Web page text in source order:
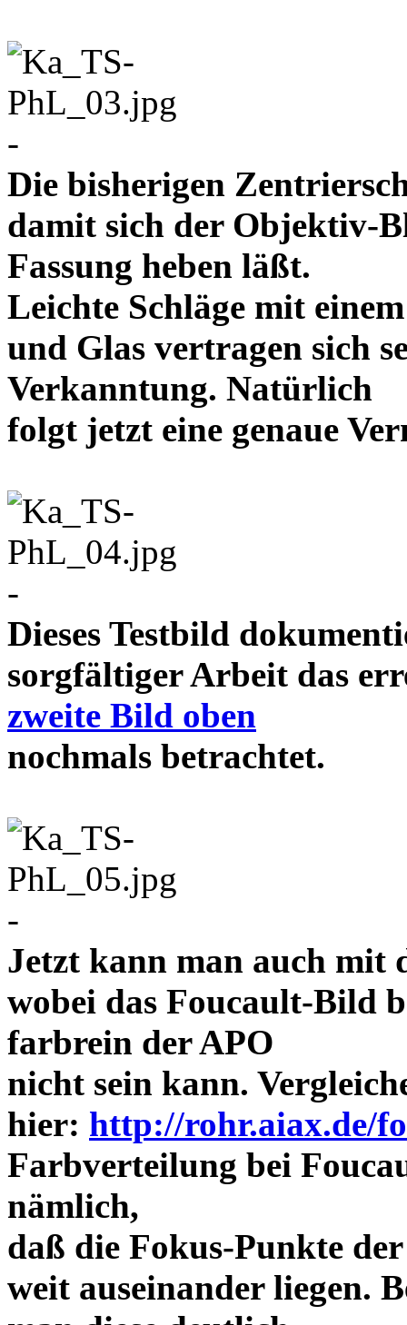
-
Die bisherigen
damit sich der Objektiv-
Fassung heben läßt.
Leichte Schläge mit
und Glas vertragen sich
Verkanntung. Natürlich
folgt jetzt eine genaue
-
Dieses Testbild
sorgfältiger Arbeit das
zweite Bild oben
nochmals
-
Jetzt kann man auch mit
wobei das Foucault-Bild
farbrein der APO
nicht sein kann.
hier: http://rohr.aiax.de/
Farbverteilung bei
nämlich,
daß die Fokus-Punkte
weit auseinander liegen.